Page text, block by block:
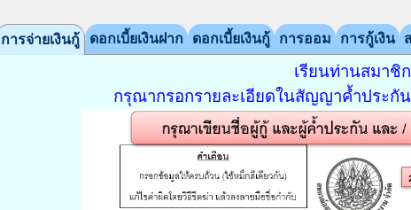
การจ่ายเงินกู้ ดอกเบี้ยเงินฝาก ดอกเบี้ยเงินกู้ การออม การกู้เงิน
เรียนท่านสมาชิก
กรุณากรอกรายละเอียดในสัญญาค้ำประกั